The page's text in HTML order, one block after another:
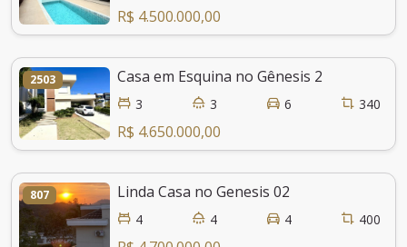
R$ 4.500.000,00
2503 Casa em Esquina no Gênesis 2
3 3 6 340
R$ 4.650.000,00
807 Linda Casa no Genesis 02
4 4 4 400